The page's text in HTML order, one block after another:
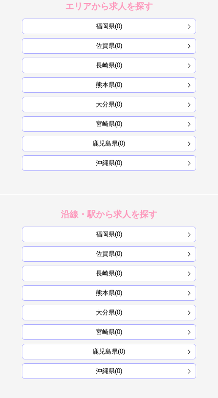
エリアから求人を探す
福岡県(0)
佐賀県(0)
長崎県(0)
熊本県(0)
大分県(0)
宮崎県(0)
鹿児島県(0)
沖縄県(0)
沿線・駅から求人を探す
福岡県(0)
佐賀県(0)
長崎県(0)
熊本県(0)
大分県(0)
宮崎県(0)
鹿児島県(0)
沖縄県(0)